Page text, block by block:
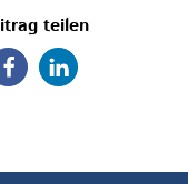
teilen